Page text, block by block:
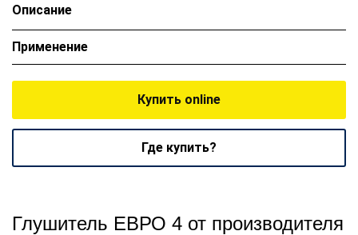
Описание
Применение
Купить online
Где купить?
Глушитель ЕВРО 4 от производителя